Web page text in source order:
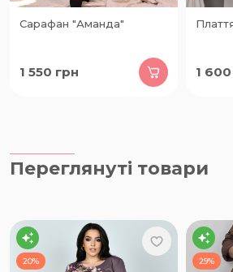
Сарафан "Аманда"
1 550 грн 1 600
Переглянуті товари
20% 29%